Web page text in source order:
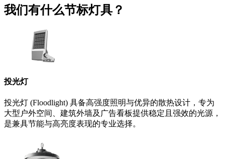
我们有什么节标灯具？
投光灯
投光灯 (Floodlight) 具备高强度照明与优异的散热设计，专为
大型户外空间、建筑外墙及广告看板提供稳定且强效的光源，
是兼具节能与高亮度表现的专业选择。